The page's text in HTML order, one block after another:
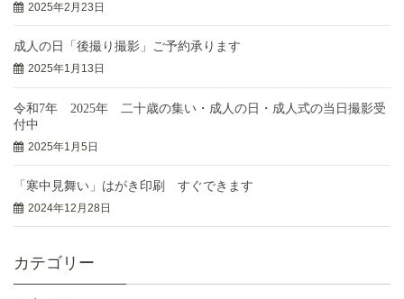
2025年2月23日
成人の日「後撮り撮影」ご予約承ります
2025年1月13日
令和7年 2025年 二十歳の集い・成人の日・成人式の当日撮影受
付中
2025年1月5日
「寒中見舞い」はがき印刷 すぐできます
2024年12月28日
カテゴリー